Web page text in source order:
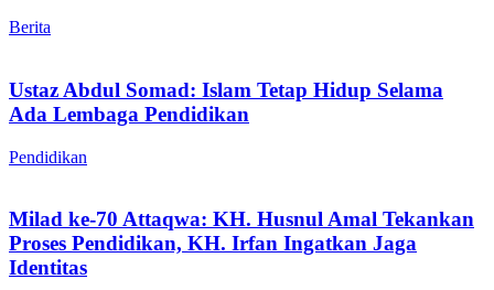
Berita
Ustaz Abdul Somad: Islam Tetap Hidup Selama
Ada Lembaga Pendidikan
Pendidikan
Milad ke-70 Attaqwa: KH. Husnul Amal Tekankan
Proses Pendidikan, KH. Irfan Ingatkan Jaga
Identitas